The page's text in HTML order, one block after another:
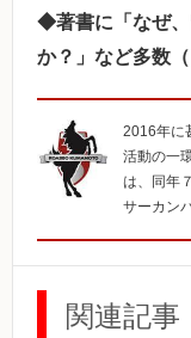
◆著書に「なぜ
か？」など多数
2016年に
活動の一
は、同年
サーカン
関連記事